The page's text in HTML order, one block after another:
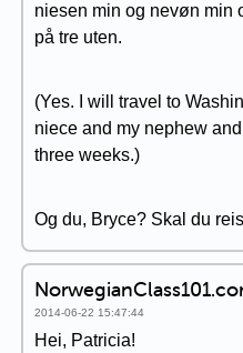
niesen min og nevøn min
på tre uten.
(Yes. I will travel to
niece and my nephew
three weeks.)
Og du, Bryce? Skal du
2014-06-22 15:47:44
Hei, Patricia!